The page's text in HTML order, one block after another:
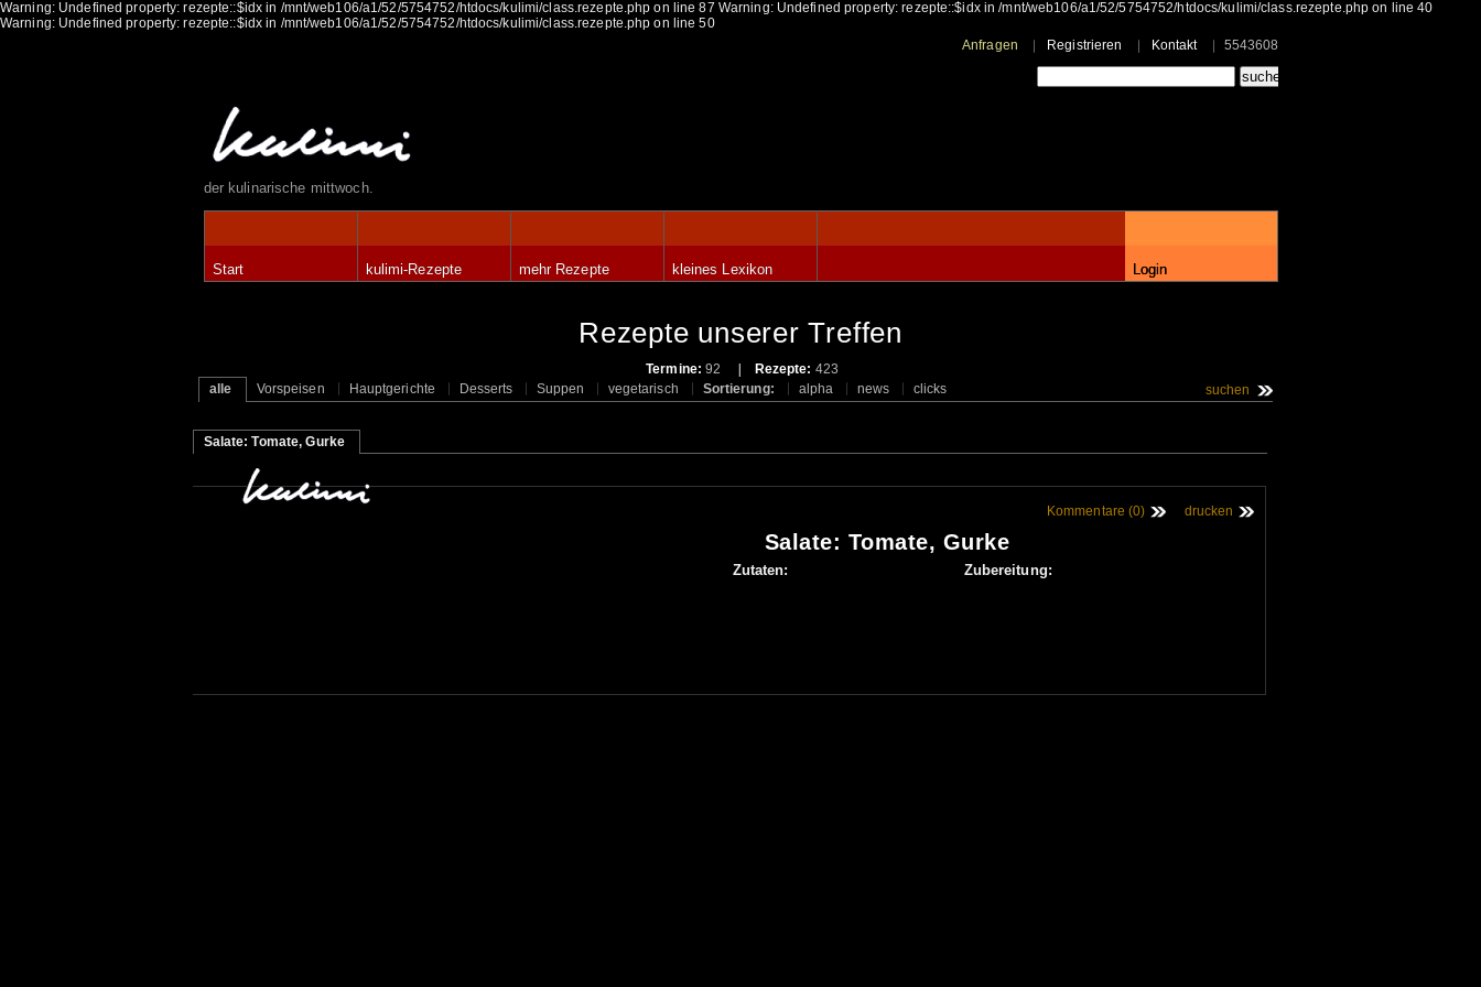
Warning: Undefined property: rezepte::$idx in /mnt/web106/a1/52/5754752/htdocs/kulimi/class.rezepte.php on line 87 Warning: Undefined property: rezepte::$idx in /mnt/web106/a1/52/5754752/htdocs/kulimi/class.rezepte.php on line 40
Warning: Undefined property: rezepte::$idx in /mnt/web106/a1/52/5754752/htdocs/kulimi/class.rezepte.php on line 50
Anfragen
Registrieren Kontakt 5543608
der kulinarische mittwoch.
Start kulimi-Rezepte mehr Rezepte kleines Lexikon Login
Rezepte unserer Treffen
Termine:92 Rezepte: 423
alle
Vorspeisen Hauptgerichte Desserts Suppen vegetarisch Sortierung: alpha news clicks suchen
Salate: Tomate, Gurke
drucken
Kommentare (0)
Salate: Tomate, Gurke
Zutaten: Zubereitung: